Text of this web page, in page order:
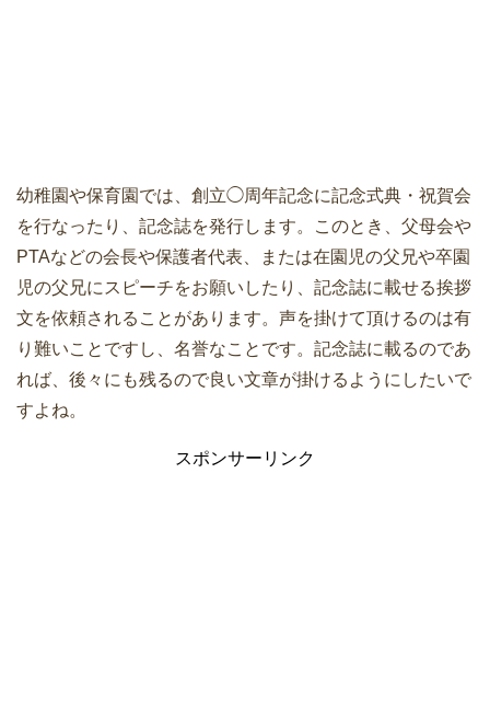
幼稚園や保育園では、創立◯周年記念に記念式典・祝賀会
を行なったり、記念誌を発行します。このとき、父母会や
PTAなどの会長や保護者代表、または在園児の父兄や卒園
児の父兄にスピーチをお願いしたり、記念誌に載せる挨拶
文を依頼されることがあります。声を掛けて頂けるのは有
り難いことですし、名誉なことです。記念誌に載るのであ
れば、後々にも残るので良い文章が掛けるようにしたいで
すよね。
スポンサーリンク